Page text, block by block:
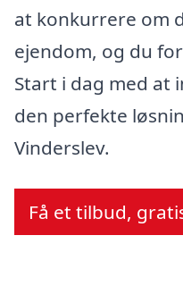
at konkurrere om
ejendom, og du
Start i dag med at
den perfekte
Vinderslev.
Få et tilbud,